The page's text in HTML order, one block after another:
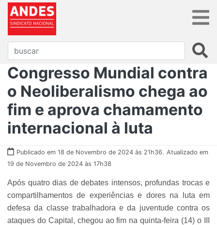
Congresso Mundial contra
o Neoliberalismo chega ao
fim e aprova chamamento
internacional à luta
Publicado em 18 de Novembro de 2024 às 21h36. Atualizado em
19 de Novembro de 2024 às 17h38
Após quatro dias de debates intensos, profundas trocas e
compartilhamentos de experiências e dores na luta em
defesa da classe trabalhadora e da juventude contra os
ataques do Capital, chegou ao fim na quinta-feira (14) o III